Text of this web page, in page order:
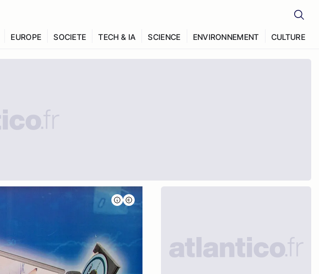
EUROPE SOCIETE TECH & IA SCIENCE ENVIRONNEMENT CULTURE